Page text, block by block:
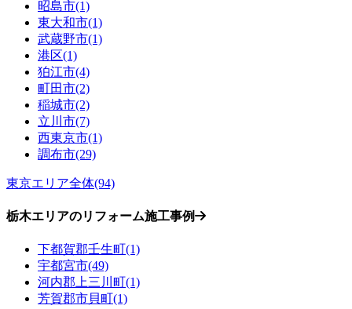
昭島市(1)
東大和市(1)
武蔵野市(1)
港区(1)
狛江市(4)
町田市(2)
稲城市(2)
立川市(7)
西東京市(1)
調布市(29)
東京エリア全体(94)
栃木エリアのリフォーム施工事例
下都賀郡壬生町(1)
宇都宮市(49)
河内郡上三川町(1)
芳賀郡市貝町(1)